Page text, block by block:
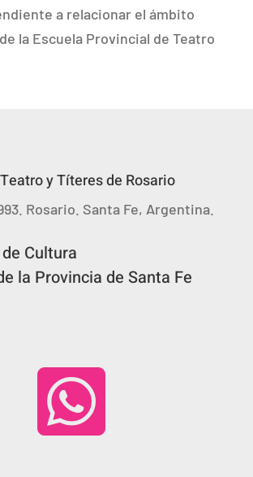
a relacionar el ámbito
la Escuela Provincial de Teatro
y Títeres de Rosario
Rosario. Santa Fe, Argentina.
Cultura
la Provincia de Santa Fe
